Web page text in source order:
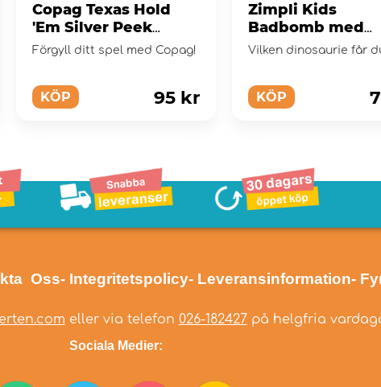
Copag Texas Hold
'Em Silver Peek
Index Black
Förgyll ditt spel med Copag!
KÖP 95 kr
Zimpli Kids
Badbomb med
samlarfigur,
Vilken dinosaurie får
KÖP
Oss- Integritetspolicy- Leveransinformation-
eller via telefon 026-182427på helgfria vardagar
Sociala Medier: